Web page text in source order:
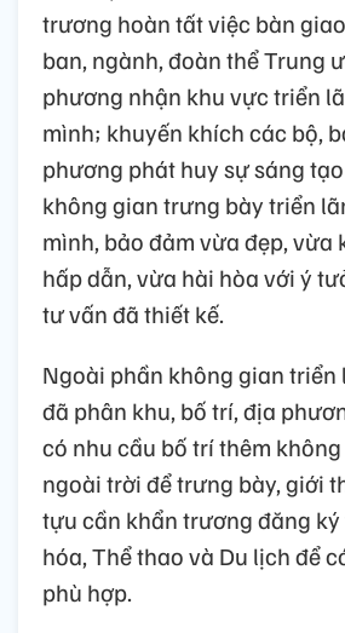
trương hoàn tất việc bàn
ban, ngành, đoàn thể Trung
phương nhận khu vực triển
mình; khuyến khích các bộ,
phương phát huy sự sáng
không gian trưng bày triển
mình, bảo đảm vừa đẹp, vừa
hấp dẫn, vừa hài hòa với ý
tư vấn đã thiết kế.
Ngoài phần không gian triển
đã phân khu, bố trí, địa
có nhu cầu bố trí thêm
ngoài trời để trưng bày, giới
tựu cần khẩn trương đăng ký
hóa, Thể thao và Du lịch để
phù hợp.